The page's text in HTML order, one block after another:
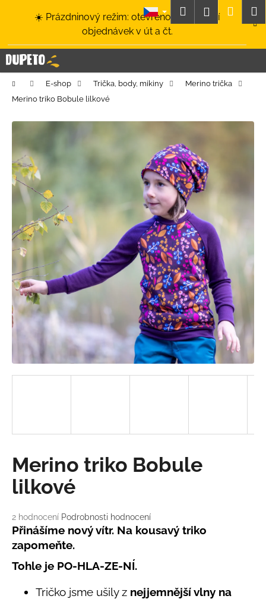
☀️ Prázdninový režim: otevřeno a odesílání
objednávek v út a čt.
HledatPřihlášení
Domů E-shop Trička, body, mikiny
Merino trička
Merino triko Bobule lilkové
Průměrné
hodnocení
je
5,0
z
hvězdiček.
2 hodnocení Podrobnosti hodnocení
Merino triko Bobule
lilkové
Přinášíme nový vítr. Na kousavý triko
zapomeňte.
Tohle je PO-HLA-ZE-NÍ.
Tričko jsme ušily z nejjemnější vlny na
í
k C
o
p
t
e
b
u
j
t
e
a
j
í
t
?
D
o
p
o
u
č
u
j
e